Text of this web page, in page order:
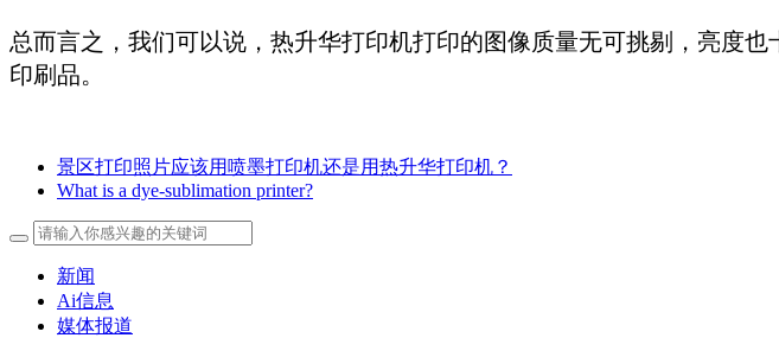
总而言之，我们可以说，热升华打印机打印的图像质量无可挑剔，亮度
印刷品。
景区打印照片应该用喷墨打印机还是用热升华打印机？
What is a dye-sublimation printer?
新闻
Ai信息
媒体报道